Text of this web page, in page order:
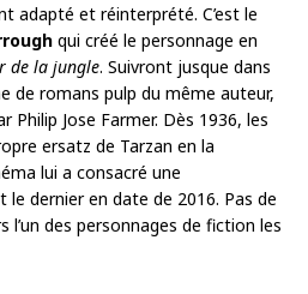
adapté et réinterprété. C’est le
qui créé le personnage en
de la jungle. Suivront jusque dans
de romans pulp du même auteur,
Philip Jose Farmer. Dès 1936, les
ersatz de Tarzan en la
lui a consacré une
dernier en date de 2016. Pas de
des personnages de fiction les